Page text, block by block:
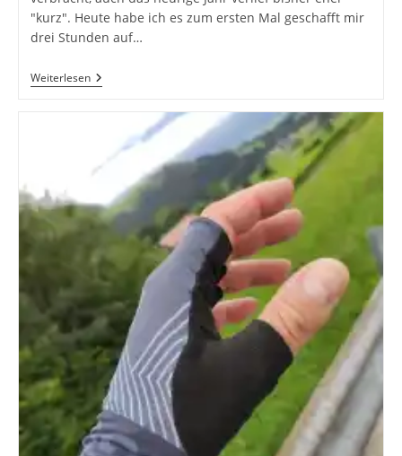
"kurz". Heute habe ich es zum ersten Mal geschafft mir
drei Stunden auf…
WeiterlesenDie
Kaiserrunde
Heißesten
Des